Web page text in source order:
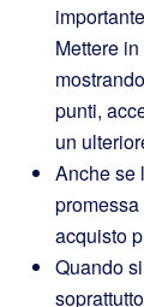
Mettere
punti,
un
Anche se
acquisto
Quando